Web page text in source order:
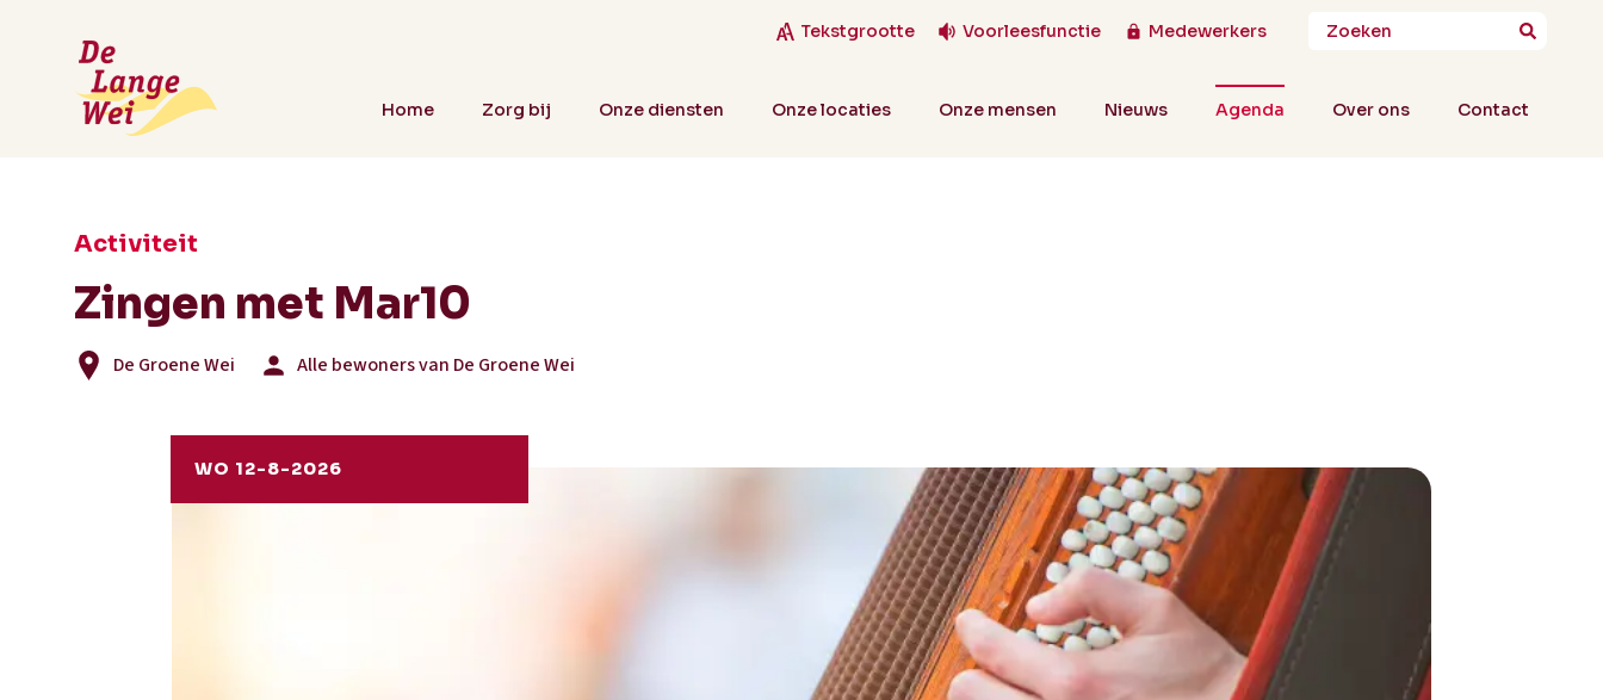
Tekstgrootte Voorleesfunctie Medewerkers
Home Zorg bij Onze diensten Onze locaties Onze mensen Nieuws Agenda Over ons Contact
Activiteit
Zingen met Mar10
De Groene Wei Alle bewoners van De Groene Wei
WO 12-8-2026